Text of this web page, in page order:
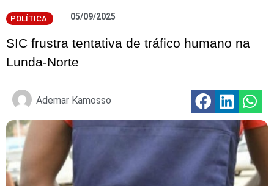
POLÍTICA 05/09/2025
SIC frustra tentativa de tráfico humano na
Lunda-Norte
Ademar Kamosso